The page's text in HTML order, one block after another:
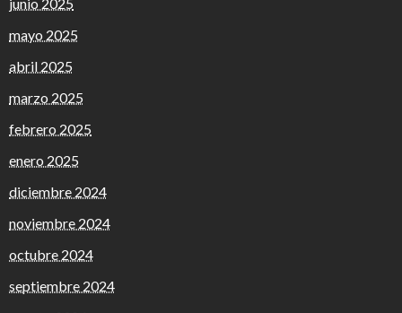
mayo 2025
abril 2025
marzo 2025
febrero 2025
enero 2025
diciembre 2024
noviembre 2024
octubre 2024
septiembre 2024